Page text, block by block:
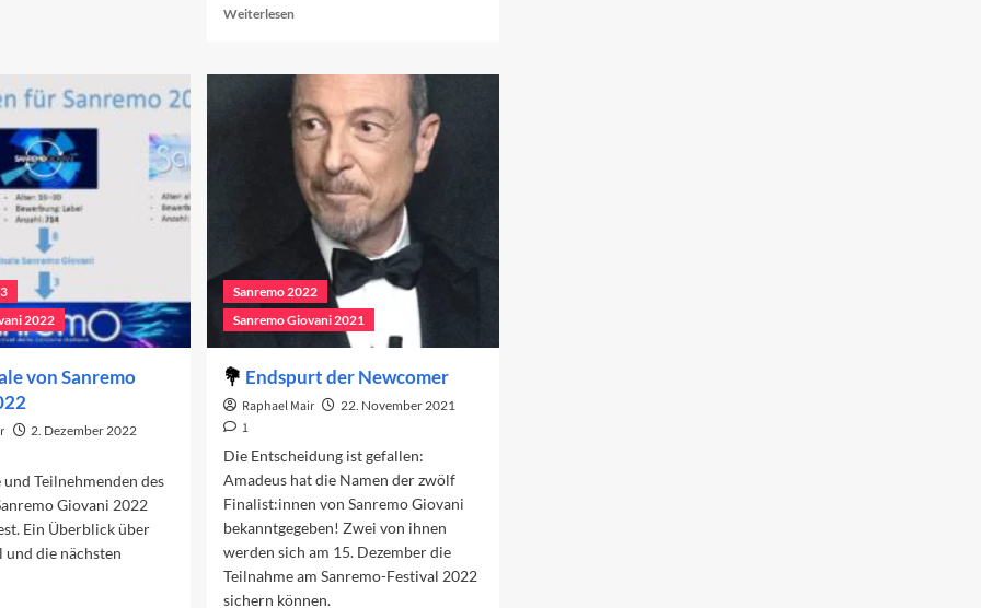
WeiterlesenRead
Die
Newcomer
2023
2022
von Sanremo
2. Dezember 2022
Teilnehmenden des
Giovani 2022
Ein Überblick über
und die nächsten
Sanremo 2022
Sanremo Giovani 2021
Endspurt der Newcomer
Raphael Mair 22. November 2021
1
Die Entscheidung ist gefallen:
Amadeus hat die Namen der zwölf
Finalist:innen von Sanremo Giovani
bekanntgegeben! Zwei von ihnen
werden sich am 15. Dezember die
Teilnahme am Sanremo-Festival 2022
sichern können.